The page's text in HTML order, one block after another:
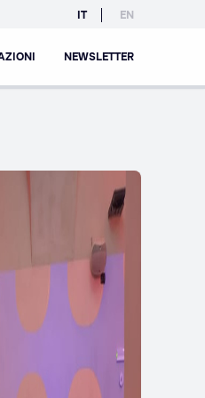
IT EN
NEWSLETTER